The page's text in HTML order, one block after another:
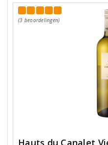
(3 beoordelingen)